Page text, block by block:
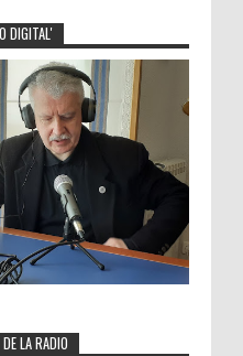
DIGITAL'
LA RADIO